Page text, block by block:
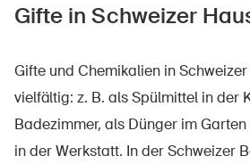
Gifte in Schweizer
Gifte und Chemikalien in
vielfältig: z. B. als Spülmittel in der
Badezimmer, als Dünger im
in der Werkstatt. In der Schweizer